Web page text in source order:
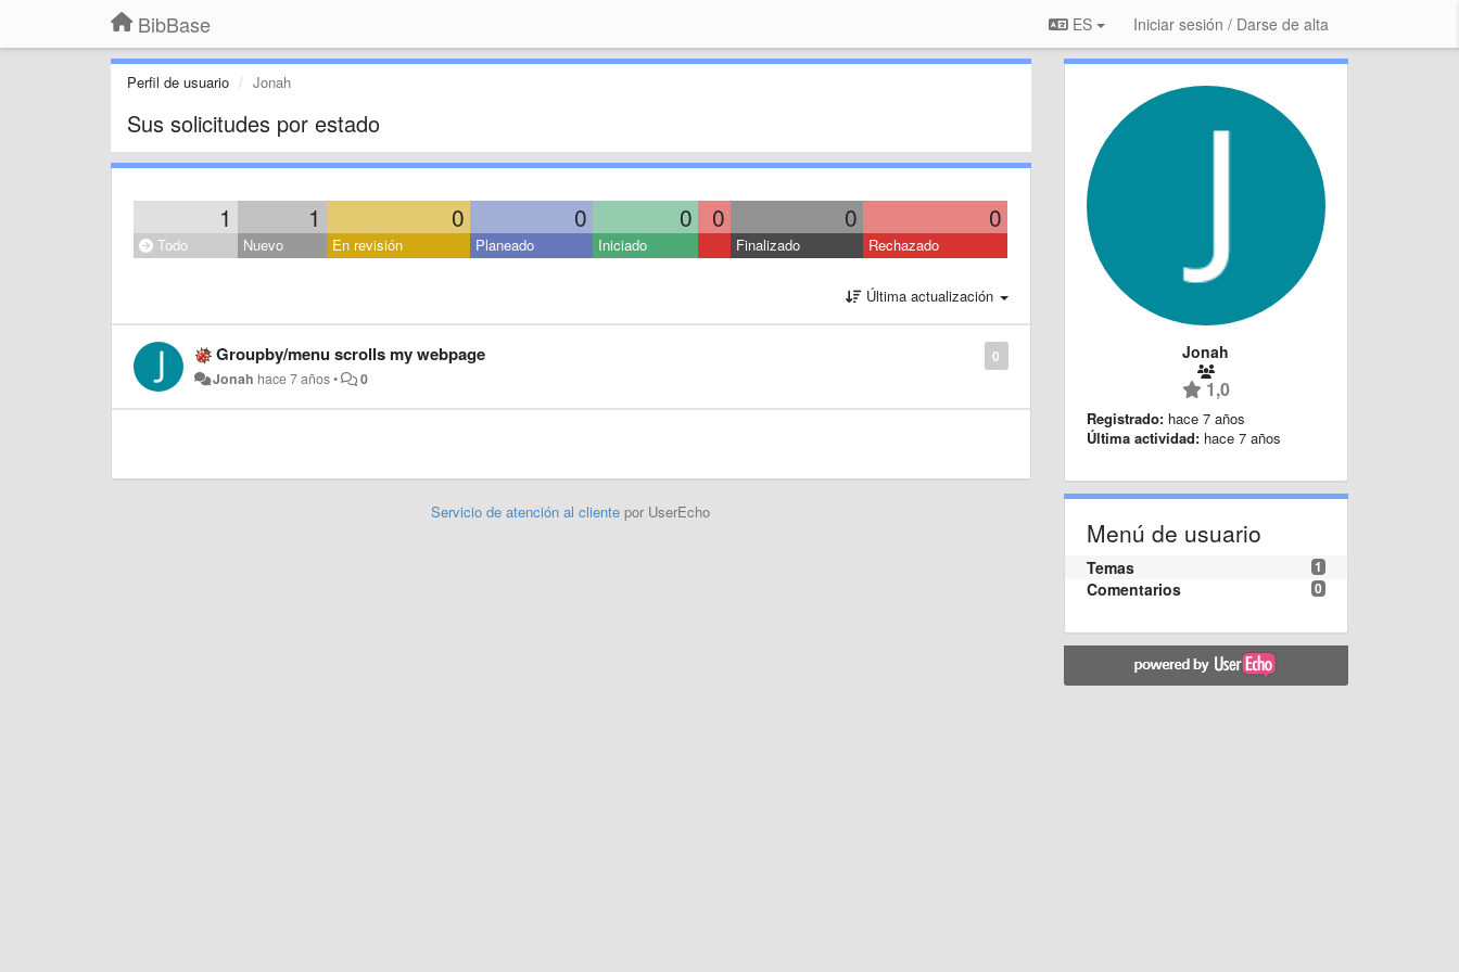
BibBase ES Iniciar sesión / Darse de alta
Perfil de usuario Jonah
Sus solicitudes por estado
1 1 0 0 0 0 0 0
Todo Nuevo En revisión Planeado Iniciado Finalizado Rechazado
Última actualización
0
Groupby/menu scrolls my webpage
Jonah hace 7 años• 0
Servicio de atención al clientepor UserEcho
Jonah
1,0
Registrado: hace 7 años
Última actividad: hace 7 años
Menú de usuario
1
Temas
0
Comentarios